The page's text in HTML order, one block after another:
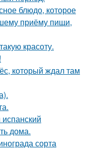
блюдо, которое
приёму пищи,
красоту.
который ждал там
дома.
сорта